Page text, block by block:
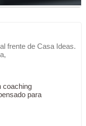
frente de Casa Ideas.
coaching
para